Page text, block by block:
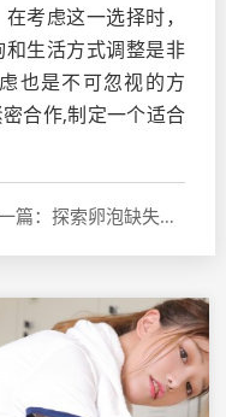
考虑这一选择时，
生活方式调整是非
也是不可忽视的方
合作,制定一个适合
下一篇：探索卵泡缺失之谜，原因与影响